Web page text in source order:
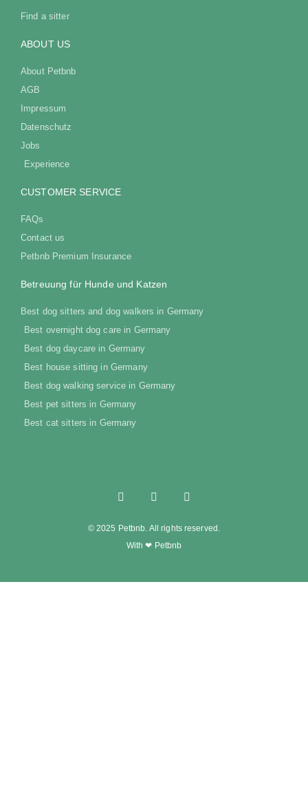
Find a sitter
ABOUT US
About Petbnb
AGB
Impressum
Datenschutz
Jobs
Experience
CUSTOMER SERVICE
FAQs
Contact us
Petbnb Premium Insurance
Betreuung für Hunde und Katzen
Best dog sitters and dog walkers in Germany
Best overnight dog care in Germany
Best dog daycare in Germany
Best house sitting in Germany
Best dog walking service in Germany
Best pet sitters in Germany
Best cat sitters in Germany
© 2025 Petbnb. All rights reserved.
With ❤ Petbnb